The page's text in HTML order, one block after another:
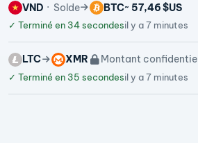
VND Solde BTC~ 57,46 $US
✓ Terminé en 34 secondesil y a 7 minutes
LTC XMR Montant confidentiel
✓ Terminé en 35 secondesil y a 7 minutes